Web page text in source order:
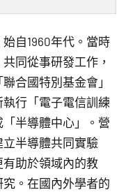
自1960年代。當時
同從事研發工作，
合國特別基金會」
行「電子電信訓練
半導體中心」。營
半導體共同實驗
助於領域內的教
。在國內外學者的